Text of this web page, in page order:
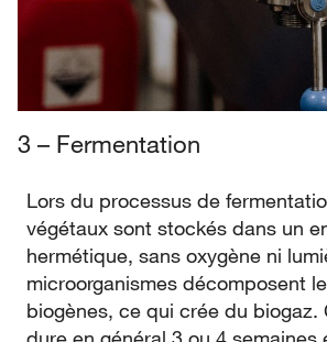
3 – Fermentation
Lors du processus de
végétaux sont stockés dans un
hermétique, sans oxygène ni
microorganismes décomposent
biogènes, ce qui crée du biogaz.